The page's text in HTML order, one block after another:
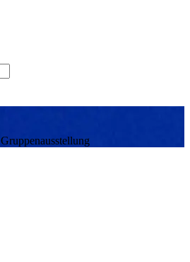
Gruppenausstellung